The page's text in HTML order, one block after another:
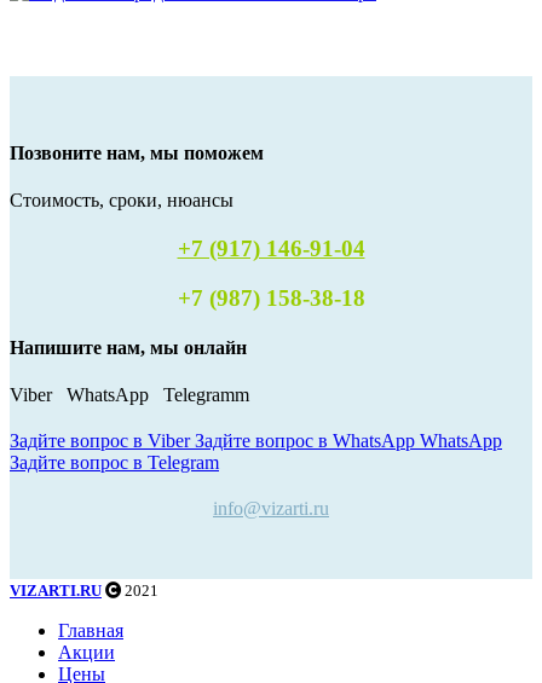
Позвоните нам, мы поможем
Стоимость, сроки, нюансы
+7 (917) 146-91-04
+7 (987) 158-38-18
Напишите нам, мы онлайн
Viber WhatsApp Telegramm
Задйте вопрос в Viber Задйте вопрос в WhatsApp WhatsApp
Задйте вопрос в Telegram
info@vizarti.ru
VIZARTI.RU 2021
Главная
Акции
Цены